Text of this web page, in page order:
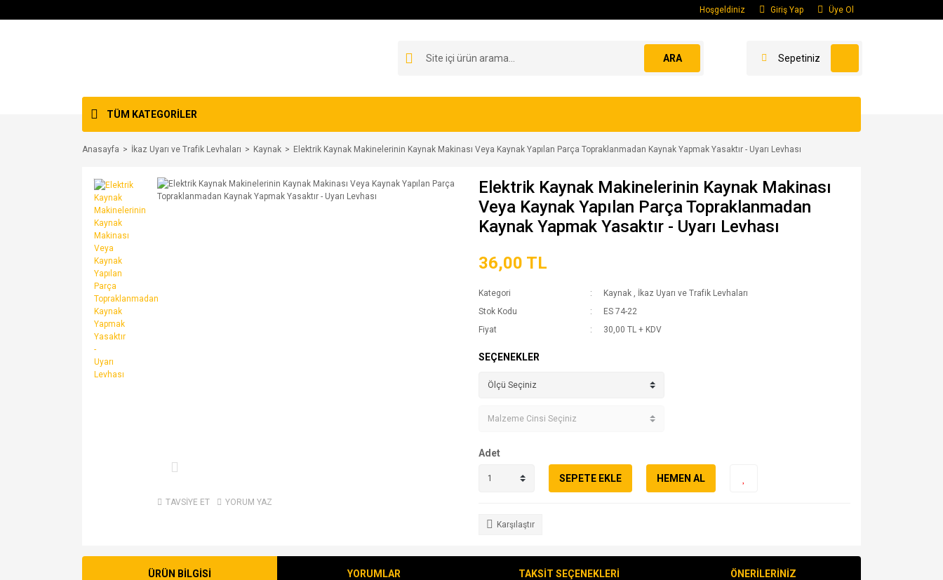
Hoşgeldiniz Giriş Yap Üye Ol
ARA Sepetiniz
TÜM KATEGORİLER
Anasayfa İkaz Uyarı ve Trafik Levhaları Kaynak Elektrik Kaynak Makinelerinin Kaynak Makinası Veya Kaynak Yapılan Parça Topraklanmadan Kaynak Yapmak Yasaktır - Uyarı Levhası
TAVSİYE ET YORUM YAZ
Elektrik Kaynak Makinelerinin Kaynak Makinası
Veya Kaynak Yapılan Parça Topraklanmadan
Kaynak Yapmak Yasaktır - Uyarı Levhası
36,00 TL
Kategori Kaynak , İkaz Uyarı ve Trafik Levhaları
Stok Kodu
ES 74-22
Fiyat
30,00 TL + KDV
SEÇENEKLER
Adet
SEPETE EKLE HEMEN AL
Karşılaştır
ÜRÜN BİLGİSİ YORUMLAR TAKSİT SEÇENEKLERİ ÖNERİLERİNİZ